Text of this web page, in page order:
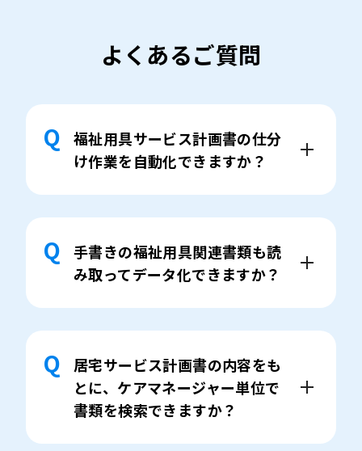
よくあるご質問
福祉用具サービス計画書の仕分
け作業を自動化できますか？
手書きの福祉用具関連書類も読
み取ってデータ化できますか？
居宅サービス計画書の内容をも
とに、ケアマネージャー単位で
書類を検索できますか？